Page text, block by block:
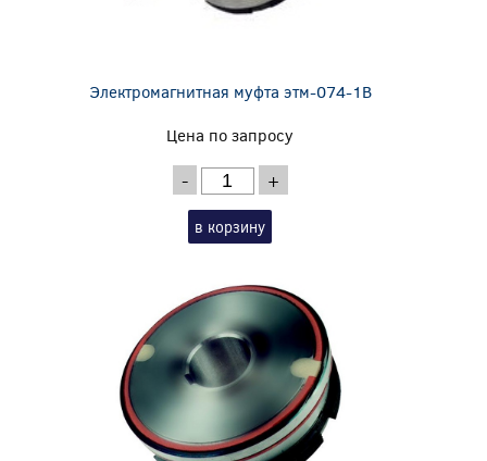
Электромагнитная муфта этм-074-1В
Цена по запросу
- +
в корзину